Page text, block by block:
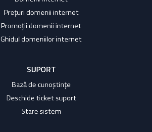
Prețuri domenii internet
Promoții domenii internet
Ghidul domeniilor internet
SUPORT
Bază de cunoștințe
Deschide ticket suport
Stare sistem